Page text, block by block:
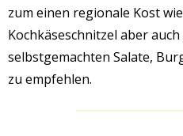
zum einen regionale Kost
Kochkäseschnitzel aber
selbstgemachten Salate,
zu empfehlen.